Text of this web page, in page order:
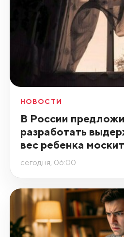
НОВОСТИ
В России
разработать
вес ребенка
сегодня, 06:00